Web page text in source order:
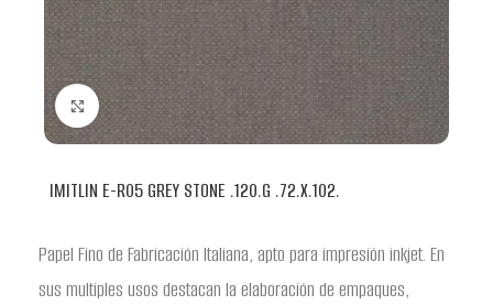
Clic para ampliar
IMITLIN E-R05 GREY STONE .120.G .72.X.102.
Papel Fino de Fabricación Italiana, apto para impresión inkjet. En
sus multiples usos destacan la elaboración de empaques,